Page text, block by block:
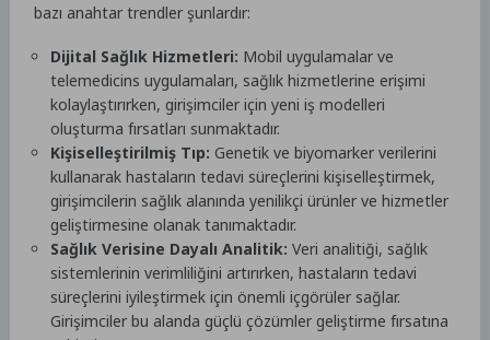
bazı anahtar trendler şunlardır:
Dijital Sağlık Hizmetleri: Mobil uygulamalar ve
telemedicins uygulamaları, sağlık hizmetlerine erişimi
kolaylaştırırken, girişimciler için yeni iş modelleri
oluşturma fırsatları sunmaktadır.
Kişiselleştirilmiş Tıp: Genetik ve biyomarker verilerini
kullanarak hastaların tedavi süreçlerini kişiselleştirmek,
girişimcilerin sağlık alanında yenilikçi ürünler ve hizmetler
geliştirmesine olanak tanımaktadır.
Sağlık Verisine Dayalı Analitik: Veri analitiği, sağlık
sistemlerinin verimliliğini artırırken, hastaların tedavi
süreçlerini iyileştirmek için önemli içgörüler sağlar.
Girişimciler bu alanda güçlü çözümler geliştirme fırsatına